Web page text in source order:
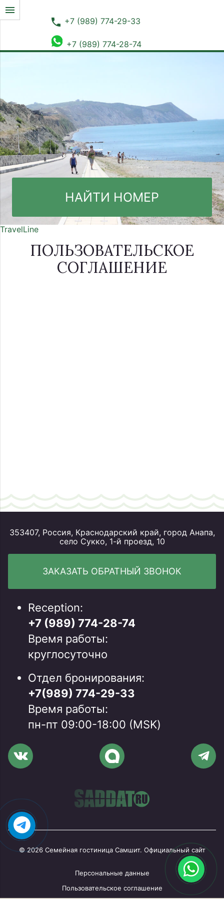
phone +7 (989) 774-29-33
+7 (989) 774-28-74
НАЙТИ НОМЕР
TravelLine
ПОЛЬЗОВАТЕЛЬСКОЕ
СОГЛАШЕНИЕ
353407, Россия, Краснодарский край, город Анапа,
село Сукко, 1-й проезд, 10
ЗАКАЗАТЬ ОБРАТНЫЙ ЗВОНОК
Reception:
+7 (989) 774-28-74
Время работы:
круглосуточно
Отдел бронирования:
+7(989) 774-29-33
Время работы:
пн-пт 09:00-18:00 (MSK)
© 2026 Семейная гостиница Самшит. Официальный сайт
Персональные данные
Пользовательское соглашение
menu